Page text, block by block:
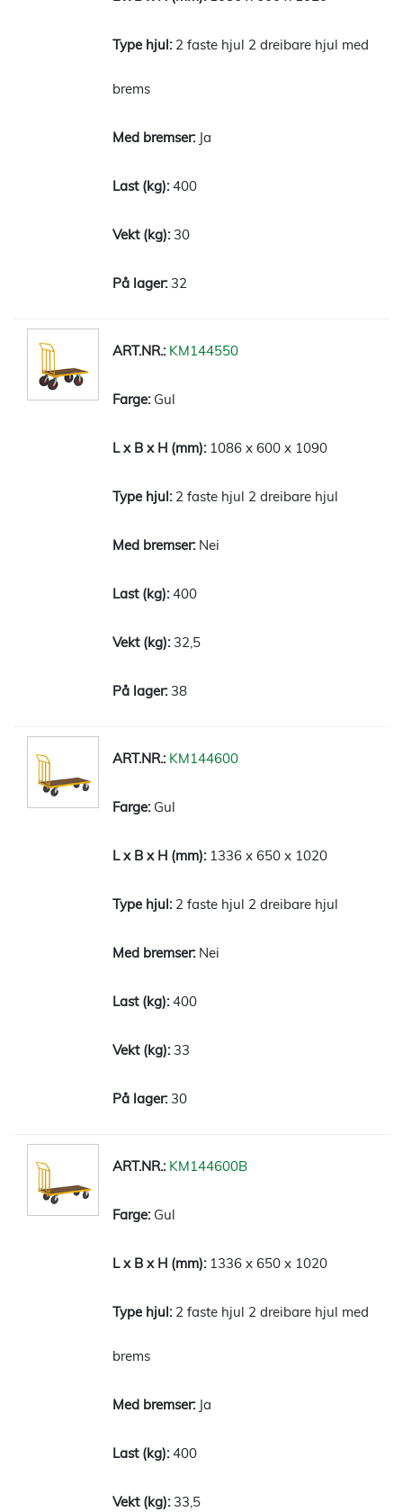
2 faste hjul 2 dreibare hjul med
brems
Ja
400
30
32
KM144550
Gul
1086 x 600 x 1090
2 faste hjul 2 dreibare hjul
Nei
400
32,5
38
KM144600
Gul
1336 x 650 x 1020
2 faste hjul 2 dreibare hjul
Nei
400
33
30
KM144600B
Gul
1336 x 650 x 1020
2 faste hjul 2 dreibare hjul med
brems
Ja
400
33,5